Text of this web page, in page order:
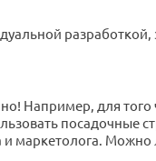
разработкой,
Например, для
посадочные
маркетолога. Можно